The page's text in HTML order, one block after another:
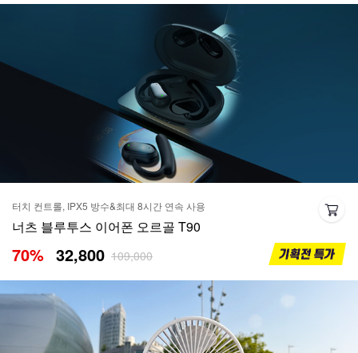
터치 컨트롤, IPX5 방수&최대 8시간 연속 사용
너츠 블루투스 이어폰 오르골 T90
70% 32,800 109,000